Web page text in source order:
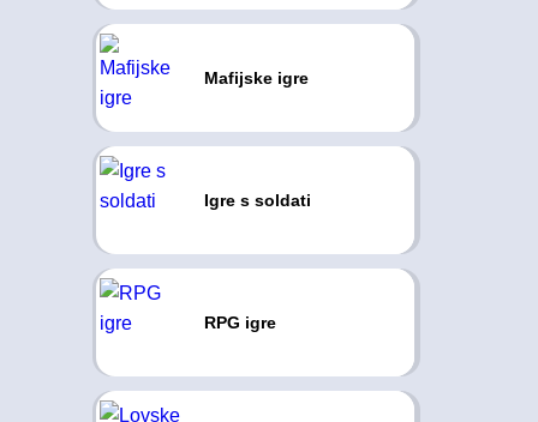
Mafijske igre
Igre s soldati
RPG igre